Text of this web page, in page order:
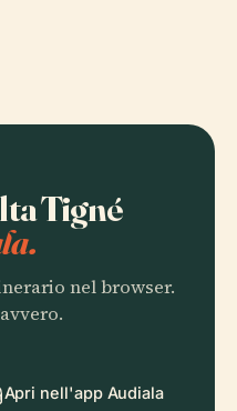
Tigné
nel browser.
Apri nell'app Audiala